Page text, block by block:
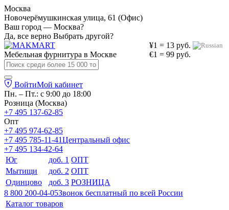
Москва
Новочерёмушкинская улица, 61 (Офис)
Ваш город — Москва?
Да, все верно Выбрать другой?
¥1 = 13 руб.
€1 = 99 руб.
Мебельная фурнитура в Москве
ВойтиМой кабинет
Пн. – Пт.: с 9:00 до 18:00
Розница (Москва)
+7 495 137-62-85
Опт
+7 495 974-62-85
+7 495 785-11-41Центральный офис
+7 495 134-42-64
Юг
доб. 1 ОПТ
Мытищи
доб. 2 ОПТ
Одинцово
доб. 3 РОЗНИЦА
8 800 200-04-05Звонок бесплатный по всей России
Каталог товаров